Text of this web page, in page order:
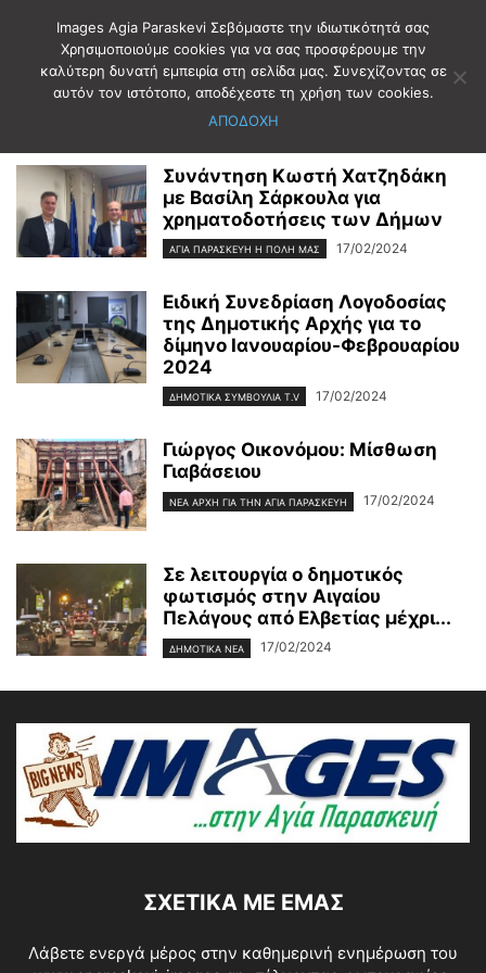
Αρχική 2024 Φεβρουάριος 17
Ημερήσιο Αρχείο: 17/02/2024
Συνάντηση Κωστή Χατζηδάκη
με Βασίλη Σάρκουλα για
χρηματοδοτήσεις των Δήμων
ΑΓΊΑ ΠΑΡΑΣΚΕΥΉ Η ΠΌΛΗ ΜΑΣ 17/02/2024
Ειδική Συνεδρίαση Λογοδοσίας
της Δημοτικής Αρχής για το
δίμηνο Ιανουαρίου-Φεβρουαρίου
2024
ΔΗΜΟΤΙΚΑ ΣΥΜΒΟΥΛΙΑ T.V 17/02/2024
Γιώργος Οικονόμου: Μίσθωση
Γιαβάσειου
ΝΈΑ ΑΡΧΉ ΓΙΑ ΤΗΝ ΑΓΊΑ ΠΑΡΑΣΚΕΥΉ 17/02/2024
Σε λειτουργία ο δημοτικός
φωτισμός στην Αιγαίου
Πελάγους από Ελβετίας μέχρι...
ΔΗΜΟΤΙΚΑ ΝΕΑ 17/02/2024
ΣΧΕΤΙΚΆ ΜΕ ΕΜΆΣ
Λάβετε ενεργά μέρος στην καθημερινή ενημέρωση του
Images Agia Paraskevi Σεβόμαστε την ιδιωτικότητά σας
Χρησιμοποιούμε cookies για να σας προσφέρουμε την
καλύτερη δυνατή εμπειρία στη σελίδα μας. Συνεχίζοντας σε
αυτόν τον ιστότοπο, αποδέχεστε τη χρήση των cookies.
ΑΠΟΔΟΧΗ